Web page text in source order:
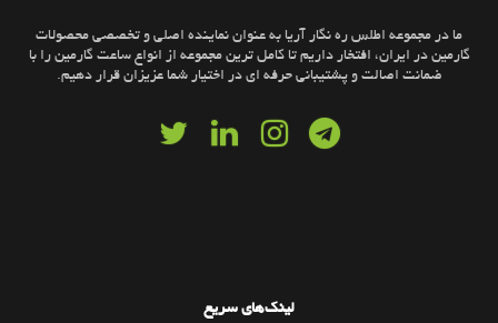
ما در مجموعه اطلس ره نگار آریا به عنوان نماینده اصلی و تخصصی محصولات
گارمین در ایران، افتخار داریم تا کامل ترین مجموعه از انواع ساعت گارمین را با
ضمانت اصالت و پشتیبانی حرفه ای در اختیار شما عزیزان قرار دهیم.
لینک‌های سریع